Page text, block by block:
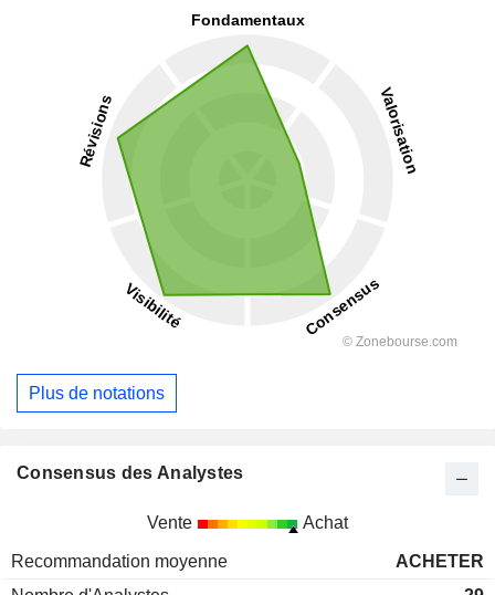
Plus de notations
Consensus des Analystes
Vente Achat
Recommandation moyenne
ACHETER